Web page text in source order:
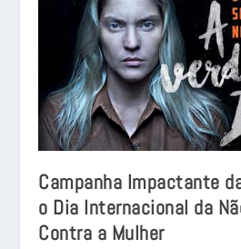
Campanha Impactante
o Dia Internacional da
Contra a Mulher